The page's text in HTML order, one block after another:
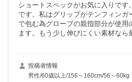
ショートスペックがお気に入りです
です。私はグリップがテンフィンガ
で包む為グローブの親指部分が使用
ます。もう少し伸びにくい素材なら
投稿者情報
男性/60歳以上/156～160cm/56～60kg